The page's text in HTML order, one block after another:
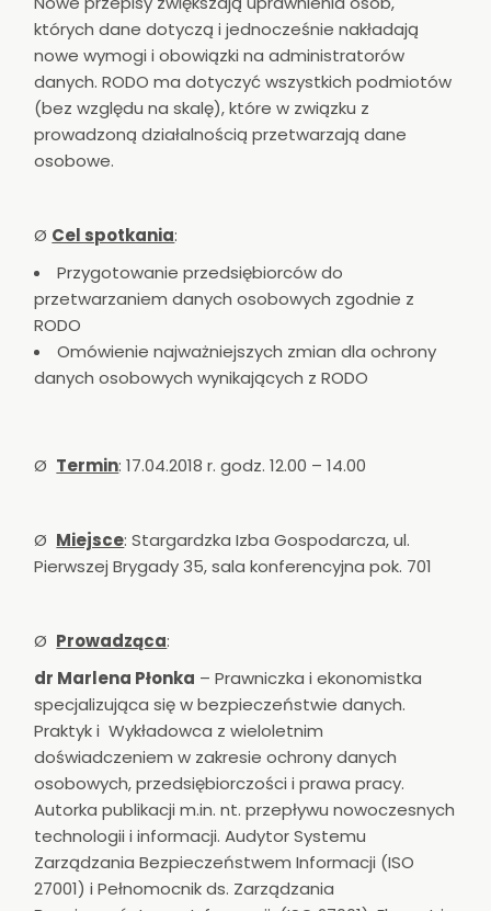
których dane dotyczą i jednocześnie nakładają
nowe wymogi i obowiązki na administratorów
danych. RODO ma dotyczyć wszystkich podmiotów
(bez względu na skalę), które w związku z
prowadzoną działalnością przetwarzają dane
osobowe.
Ø Cel spotkania:
Przygotowanie przedsiębiorców do
przetwarzaniem danych osobowych zgodnie z
RODO
Omówienie najważniejszych zmian dla ochrony
danych osobowych wynikających z RODO
Ø Termin: 17.04.2018 r. godz. 12.00 – 14.00
Ø Miejsce: Stargardzka Izba Gospodarcza, ul.
Pierwszej Brygady 35, sala konferencyjna pok. 701
Ø Prowadząca:
dr Marlena Płonka – Prawniczka i ekonomistka
specjalizująca się w bezpieczeństwie danych.
Praktyk i Wykładowca z wieloletnim
doświadczeniem w zakresie ochrony danych
osobowych, przedsiębiorczości i prawa pracy.
Autorka publikacji m.in. nt. przepływu nowoczesnych
technologii i informacji. Audytor Systemu
Zarządzania Bezpieczeństwem Informacji (ISO
27001) i Pełnomocnik ds. Zarządzania